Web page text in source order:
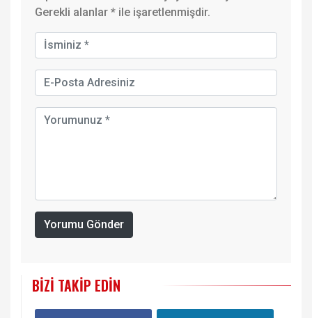
Gerekli alanlar * ile işaretlenmişdir.
Yorumu Gönder
BIZI TAKIP EDIN